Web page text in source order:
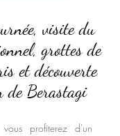
visite du
grottes de
et découverte
de Berastagi
profiterez d'un